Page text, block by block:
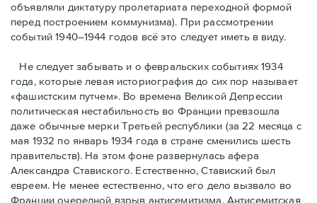
объявляли диктатуру пролетариата переходной формой
перед построением коммунизма). При рассмотрении
событий 1940–1944 годов всё это следует иметь в виду.
Не следует забывать и о февральских событиях 1934
года, которые левая историография до сих пор называет
«фашистским путчем». Во времена Великой Депрессии
политическая нестабильность во Франции превзошла
даже обычные мерки Третьей республики (за 22 месяца с
мая 1932 по январь 1934 года в стране сменились шесть
правительств). На этом фоне развернулась афера
Александра Ставиского. Естественно, Ставиский был
евреем. Не менее естественно, что его дело вызвало во
Франции очередной взрыв антисемитизма. Антисемитская